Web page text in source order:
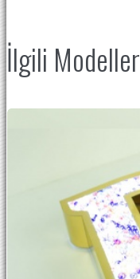
İlgili Modeller